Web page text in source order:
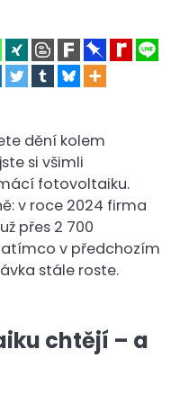
dění kolem
si všimli
fotovoltaiku.
v roce 2024 firma
přes 2 700
v předchozím
stále roste.
chtějí – a